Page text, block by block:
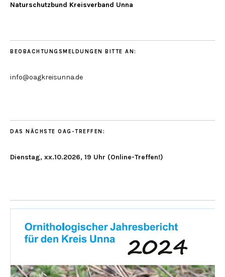
Naturschutzbund Kreisverband Unna
BEOBACHTUNGSMELDUNGEN BITTE AN:
info@oagkreisunna.de
DAS NÄCHSTE OAG-TREFFEN:
Dienstag, xx.10.2026, 19 Uhr (Online-Treffen!)